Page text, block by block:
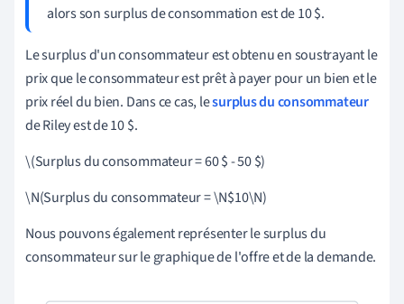
alors son surplus de consommation est de 10 $.
Le surplus d'un consommateur est obtenu en soustrayant le
prix que le consommateur est prêt à payer pour un bien et le
prix réel du bien. Dans ce cas, lesurplus du consommateur
de Riley est de 10 $.
\(Surplus du consommateur = 60 $ - 50 $)
\N(Surplus du consommateur = \N$10\N)
Nous pouvons également représenter le surplus du
consommateur sur le graphique de l'offre et de la demande.